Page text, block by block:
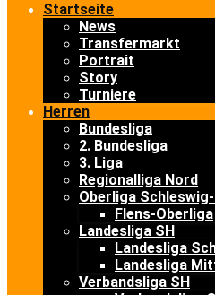
Startseite
News
Transfermarkt
Portrait
Story
Turniere
Herren
Bundesliga
2. Bundesliga
3. Liga
Regionalliga Nord
Oberliga
Flens-Oberliga
Landesliga SH
Landesliga
Landesliga
Verbandsliga SH